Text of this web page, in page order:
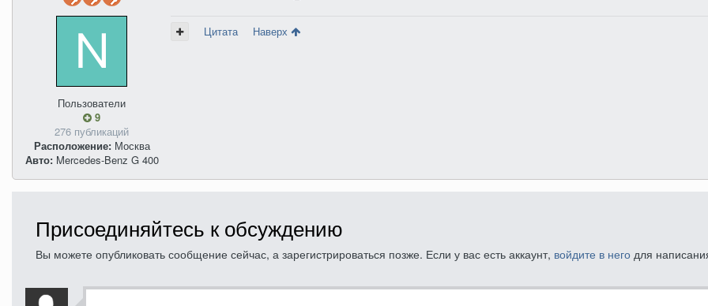
Пользователи
9
276 публикаций
Расположение:Москва
Авто:Mercedes-Benz G 400
Цитата Наверх
Присоединяйтесь к обсуждению
Вы можете опубликовать сообщение сейчас, а зарегистрироваться позже. Если у вас есть аккаунт, войдите в него для